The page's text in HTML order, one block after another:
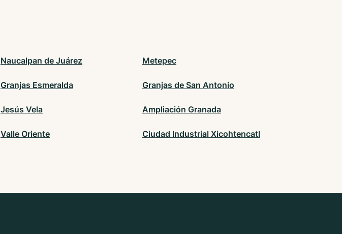
Naucalpan de Juárez Metepec
Granjas Esmeralda Granjas de San Antonio
Jesús Vela Ampliación Granada
Valle Oriente Ciudad Industrial Xicohtencatl